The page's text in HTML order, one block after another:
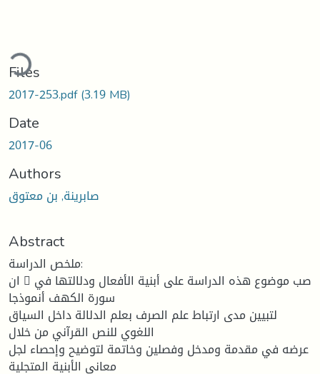
Files
2017-253.pdf(3.19 MB)
Date
2017-06
Authors
صابرينة, بن معتوق
Abstract
ملخص الدراسة:
ان  صب موضوع هذه الدراسة على أبنية الأفعال ودلالتها في
سورة الكهف أنموذجا
لتبيين مدى ارتباط علم الصرف بعلم الدلالة داخل السياق
اللغوي للنص القرآني من خلال
عرضه في مقدمة ومدخل وفصلين وخاتمة لتوضيح وإحصاء لجل
معاني الأبنية المتجلية